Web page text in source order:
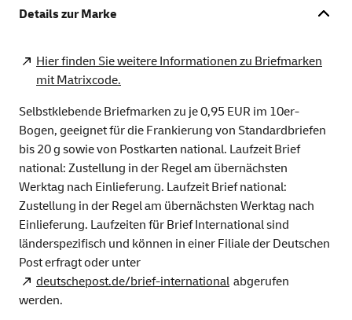
Details zur Marke
Hier finden Sie weitere Informationen zu Briefmarken
mit Matrixcode.
Selbstklebende Briefmarken zu je 0,95 EUR im 10er-
Bogen, geeignet für die Frankierung von Standardbriefen
bis 20 g sowie von Postkarten national. Laufzeit Brief
national: Zustellung in der Regel am übernächsten
Werktag nach Einlieferung. Laufzeit Brief national:
Zustellung in der Regel am übernächsten Werktag nach
Einlieferung. Laufzeiten für Brief International sind
länderspezifisch und können in einer Filiale der Deutschen
Post erfragt oder unter
deutschepost.de/brief-international abgerufen
werden.